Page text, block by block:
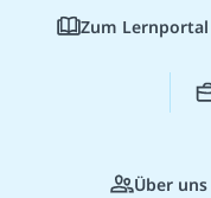
Zum Lernportal
Über uns